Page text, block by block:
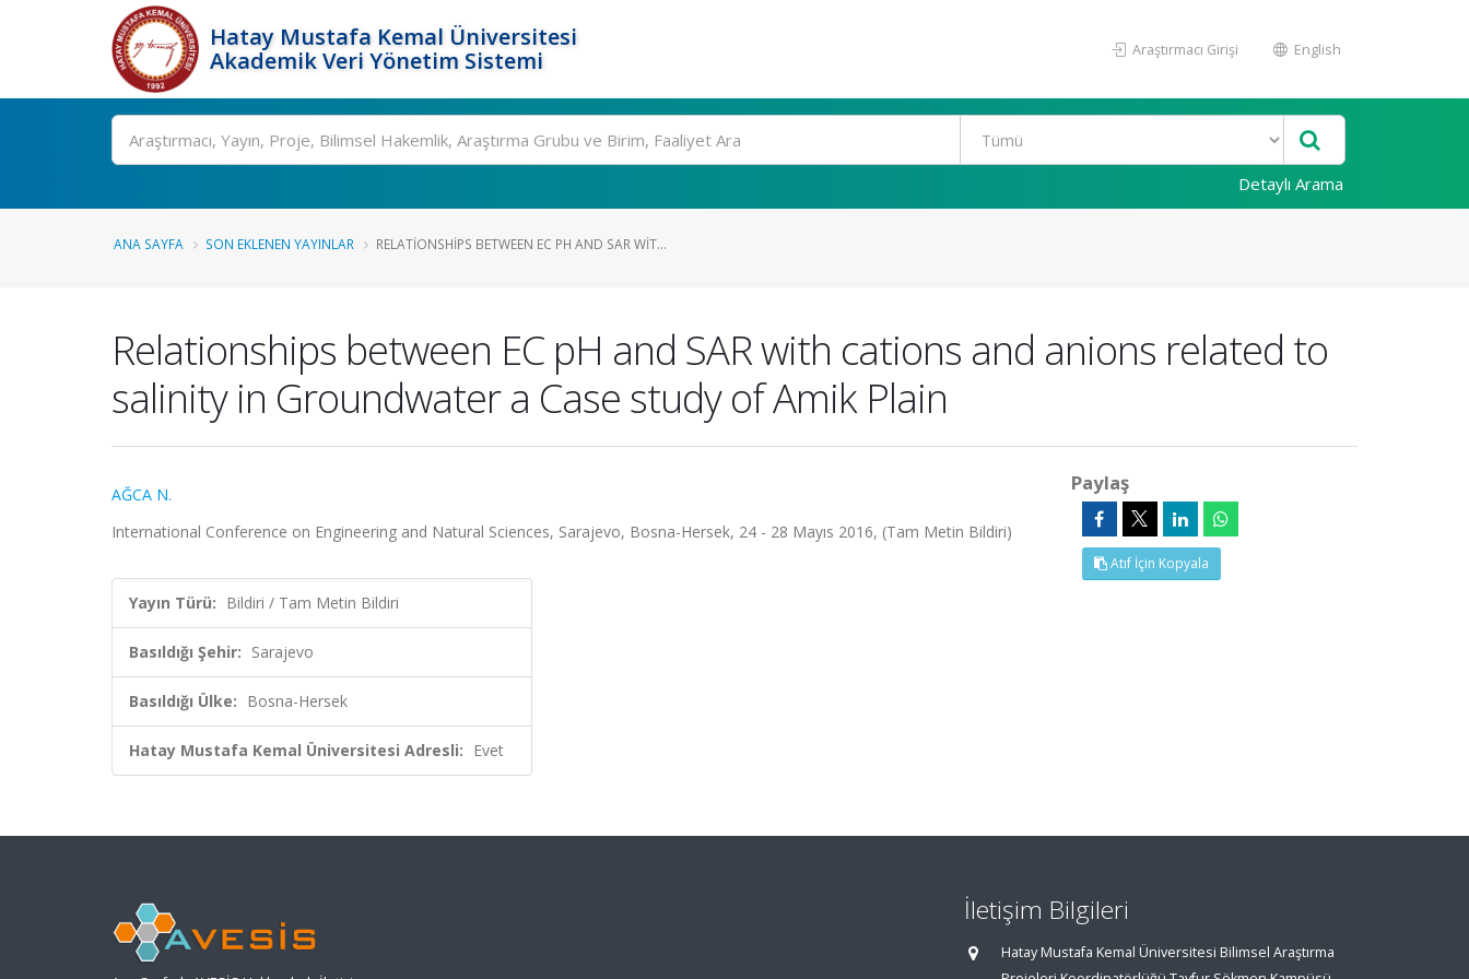
Hatay Mustafa Kemal Üniversitesi
Akademik Veri Yönetim Sistemi
Araştırmacı Girişi English
Ara
Detaylı Arama
ANA SAYFA SON EKLENEN YAYINLAR RELATIONSHIPS BETWEEN EC PH AND SAR WIT...
Relationships between EC pH and SAR with cations and anions related to
salinity in Groundwater a Case study of Amik Plain
AĞCA N.
International Conference on Engineering and Natural Sciences, Sarajevo, Bosna-Hersek, 24 - 28 Mayıs 2016, (Tam Metin Bildiri)
Yayın Türü: Bildiri / Tam Metin Bildiri
Basıldığı Şehir: Sarajevo
Basıldığı Ülke: Bosna-Hersek
Hatay Mustafa Kemal Üniversitesi Adresli: Evet
Paylaş
Atıf İçin Kopyala
İletişim Bilgileri
Hatay Mustafa Kemal Üniversitesi Bilimsel Araştırma